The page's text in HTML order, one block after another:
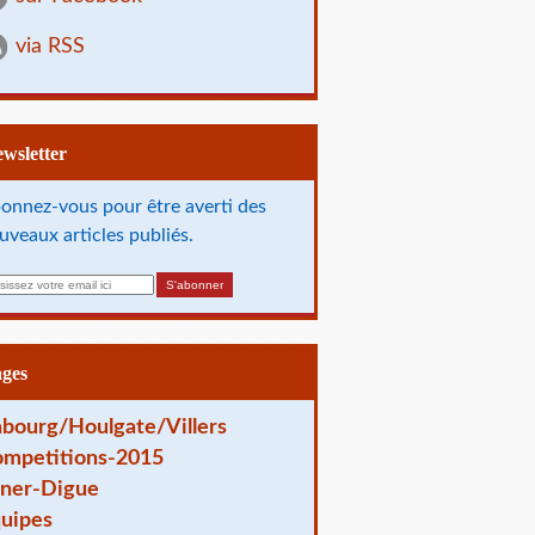
via RSS
vous pour être averti des
articles publiés.
Houlgate/Villers
2015
Digue